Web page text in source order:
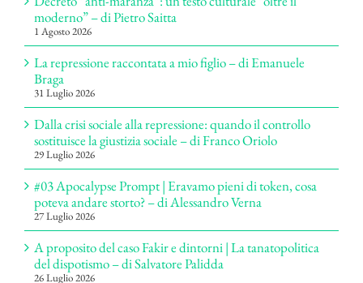
moderno” – di Pietro Saitta
1 Agosto 2026
La repressione raccontata a mio figlio – di Emanuele
Braga
31 Luglio 2026
Dalla crisi sociale alla repressione: quando il controllo
sostituisce la giustizia sociale – di Franco Oriolo
29 Luglio 2026
#03 Apocalypse Prompt | Eravamo pieni di token, cosa
poteva andare storto? – di Alessandro Verna
27 Luglio 2026
A proposito del caso Fakir e dintorni | La tanatopolitica
del dispotismo – di Salvatore Palidda
26 Luglio 2026